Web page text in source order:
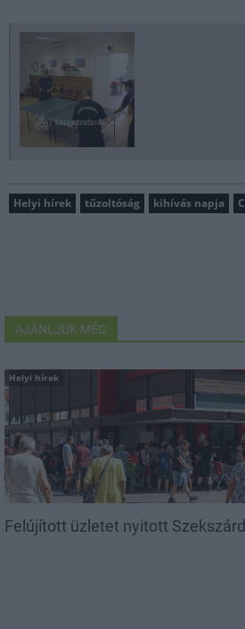
Helyi hírek tűzoltóság kihívás napja
AJÁNLJUK MÉG
Helyi hírek
Felújított üzletet nyitott